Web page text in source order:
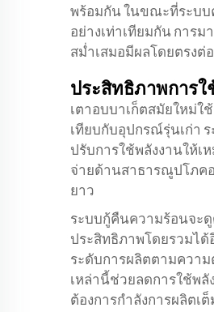
พร้อมกัน ในขณะที่ระบบ
อย่างเท่าเทียมกัน การ
สม่ำเสมอมีผลโดยตรงต่
ประสิทธิภาพการ
เตาอบบาเก็ตสมัยใหม่ใ
เทียบกับอุปกรณ์รุ่นเก่า
ปรับการใช้พลังงานให้
จ่ายด้านสาธารณูปโภค
ยาว
ระบบกู้คืนความร้อนจะ
ประสิทธิภาพโดยรวมได้
ระดับการผลิตตามความ
เหล่านี้ช่วยลดการใช้พลั
ต้องการกำลังการผลิตเต็